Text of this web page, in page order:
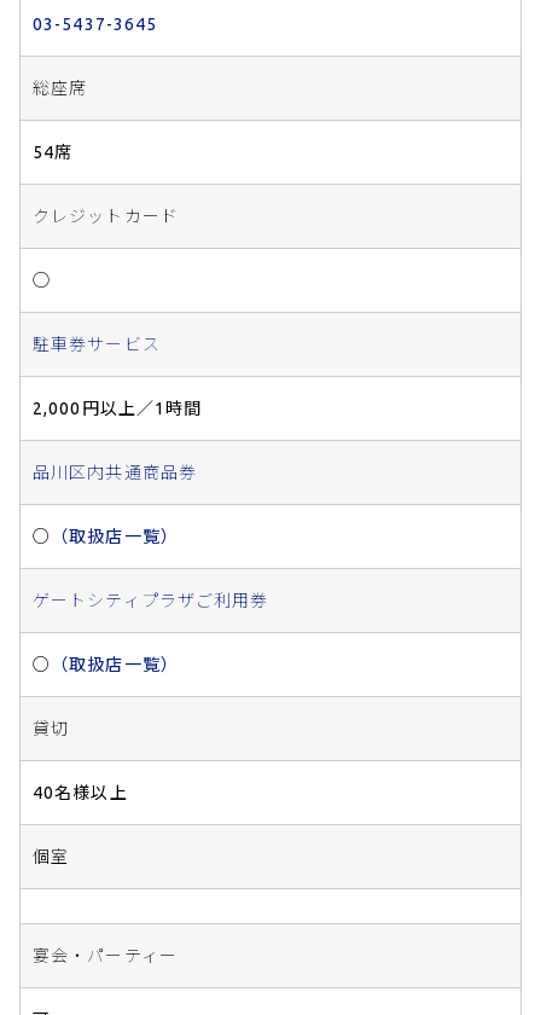
03-5437-3645
総座席
54席
クレジットカード
◯
駐車券サービス
2,000円以上／1時間
品川区内共通商品券
○ （取扱店一覧）
ゲートシティプラザご利用券
○ （取扱店一覧）
貸切
40名様以上
個室
宴会・パーティー